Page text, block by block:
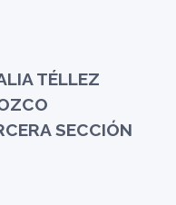
TÉLLEZ
SECCIÓN